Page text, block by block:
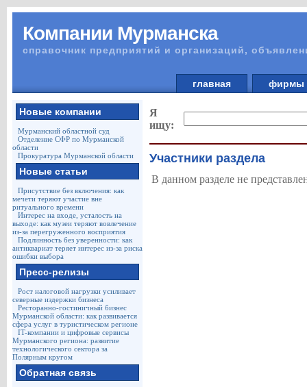
Компании Мурманска
справочник предприятий и организаций,
главная
Новые компании
Мурманский областной суд
Отделение СФР по Мурманской
области
Прокуратура Мурманской области
Новые статьи
Присутствие без включения: как
мечети теряют участие вне
ритуального времени
Интерес на входе, усталость на
выходе: как музеи теряют вовлечение
из-за перегруженного восприятия
Подлинность без уверенности: как
антиквариат теряет интерес из-за риска
ошибки выбора
Пресс-релизы
Рост налоговой нагрузки усиливает
северные издержки бизнеса
Ресторанно-гостиничный бизнес
Мурманской области: как развивается
сфера услуг в туристическом регионе
IT-компании и цифровые сервисы
Мурманского региона: развитие
технологического сектора за
Полярным кругом
Обратная связь
Я
ищу:
Участники раздела
В данном разделе не